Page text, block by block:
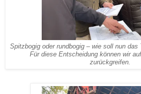
Spitzbogig oder rundbogig – wie soll nun das
Für diese Entscheidung können wir
zurückgreifen.